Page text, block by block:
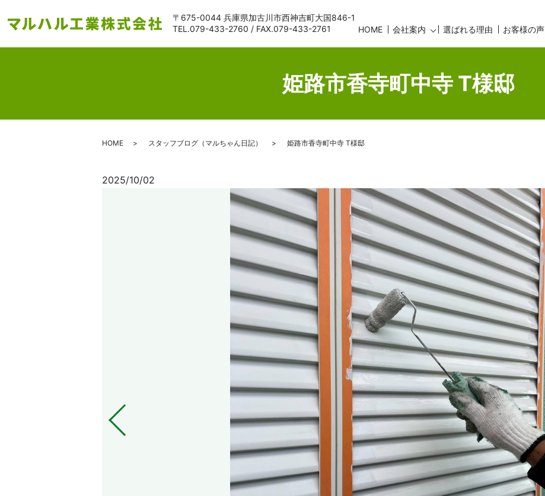
HOME 会社案内 選ばれる理由 お客様の声
〒675-0044 兵庫県加古川市西神吉町大国846-1
TEL.079-433-2760 / FAX.079-433-2761
姫路市香寺町中寺 T様邸
HOME スタッフブログ（マルちゃん日記） 姫路市香寺町中寺 T様邸
2025/10/02